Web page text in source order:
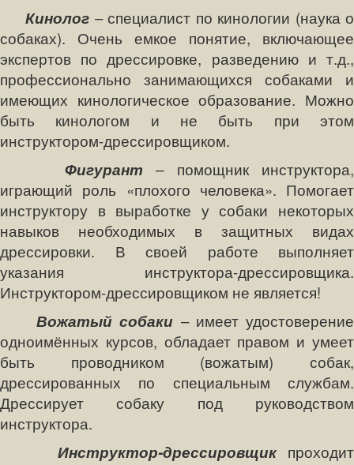
Кинолог – специалист по кинологии (наука о
собаках). Очень емкое понятие, включающее
экспертов по дрессировке, разведению и т.д.,
профессионально занимающихся собаками и
имеющих кинологическое образование. Можно
быть кинологом и не быть при этом
инструктором-дрессировщиком.
Фигурант – помощник инструктора,
играющий роль «плохого человека». Помогает
инструктору в выработке у собаки некоторых
навыков необходимых в защитных видах
дрессировки. В своей работе выполняет
указания инструктора-дрессировщика.
Инструктором-дрессировщиком не является!
Вожатый собаки – имеет удостоверение
одноимённых курсов, обладает правом и умеет
быть проводником (вожатым) собак,
дрессированных по специальным службам.
Дрессирует собаку под руководством
инструктора.
Инструктор-дрессировщикпроходит